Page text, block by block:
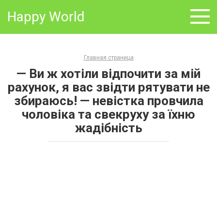
Happy World
Главная страница
— Ви ж хотіли відпочити за мій
рахунок, я вас звідти рятувати не
збираюсь! — невістка провчила
чоловіка та свекруху за їхню
жадібність